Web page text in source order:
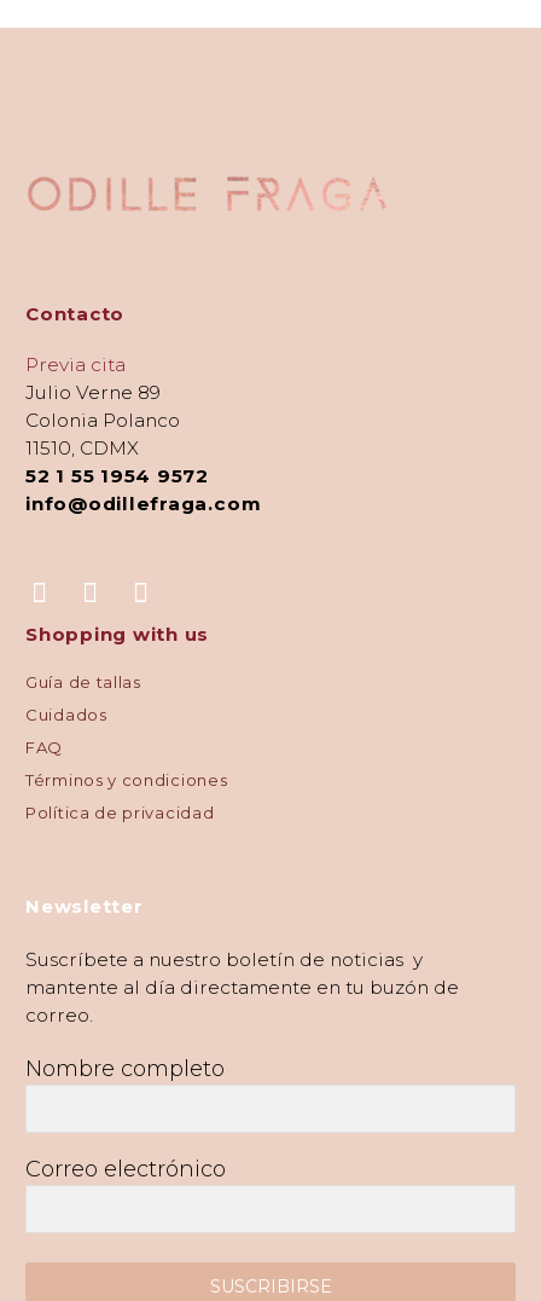
Contacto
Previa cita
Julio Verne 89
Colonia Polanco
11510, CDMX
52 1 55 1954 9572
info@odillefraga.com
Shopping with us
Guía de tallas
Cuidados
FAQ
Términos y condiciones
Política de privacidad
Newsletter
Suscríbete a nuestro boletín de noticias y
mantente al día directamente en tu buzón de
correo.
Nombre completo
Correo electrónico
SUSCRIBIRSE